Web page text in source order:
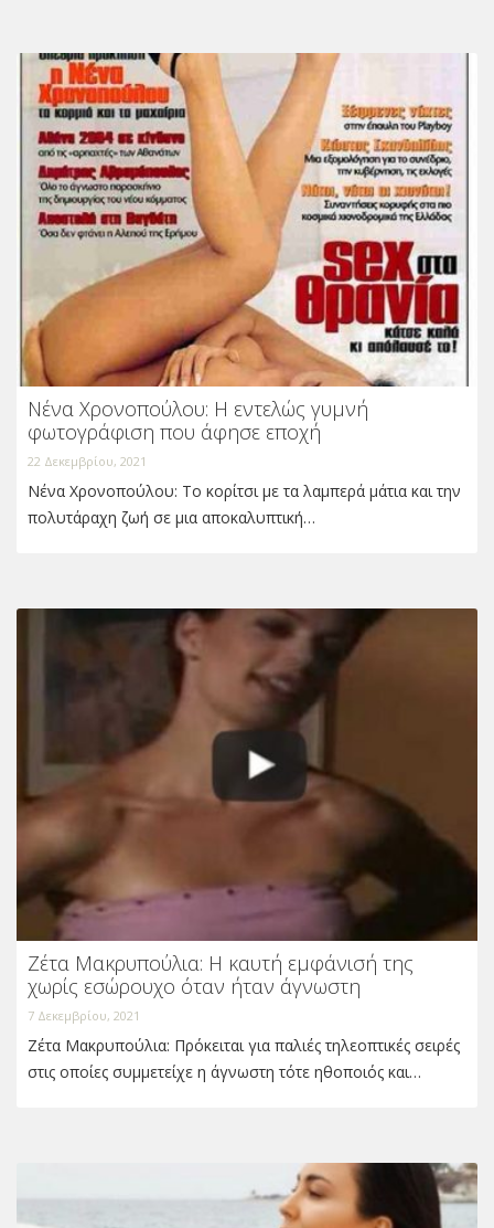
Νένα Χρονοπούλου: Η εντελώς γυμνή
φωτογράφιση που άφησε εποχή
22 Δεκεμβρίου, 2021
Νένα Χρονοπούλου: Το κορίτσι με τα λαμπερά μάτια και την
πολυτάραχη ζωή σε μια αποκαλυπτική…
Ζέτα Μακρυπούλια: Η καυτή εμφάνισή της
χωρίς εσώρουχο όταν ήταν άγνωστη
7 Δεκεμβρίου, 2021
Ζέτα Μακρυπούλια: Πρόκειται για παλιές τηλεοπτικές σειρές
στις οποίες συμμετείχε η άγνωστη τότε ηθοποιός και…